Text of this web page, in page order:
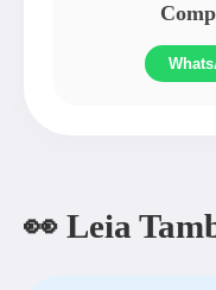
👀 Leia